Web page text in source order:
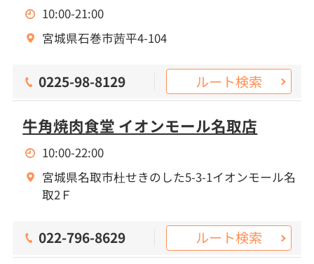
10:00-21:00
宮城県石巻市茜平4-104
0225-98-8129 ルート検索
牛角焼肉食堂 イオンモール名取店
10:00-22:00
宮城県名取市杜せきのした5-3-1イオンモール名
取2Ｆ
022-796-8629 ルート検索